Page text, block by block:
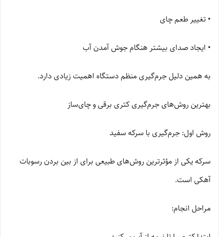
• تغییر طعم چای
• ایجاد صدای بیشتر هنگام جوش آمدن آب
به همین دلیل جرم‌گیری منظم دستگاه اهمیت زیادی دارد.
بهترین روش‌های جرم‌گیری کتری برقی و چای‌ساز
روش اول: جرم‌گیری با سرکه سفید
سرکه یکی از مؤثرترین روش‌های طبیعی برای از بین بردن رسوبات
آهکی است.
مراحل انجام: